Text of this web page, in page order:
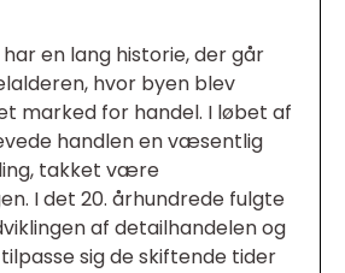
en lang historie, der går
hvor byen blev
marked for handel. I løbet af
handlen en væsentlig
takket være
I det 20. århundrede fulgte
af detailhandelen og
sig de skiftende tider